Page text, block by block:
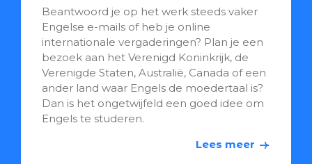
Beantwoord je op het werk steeds vaker
Engelse e-mails of heb je online
internationale vergaderingen? Plan je een
bezoek aan het Verenigd Koninkrijk, de
Verenigde Staten, Australië, Canada of een
ander land waar Engels de moedertaal is?
Dan is het ongetwijfeld een goed idee om
Engels te studeren.
Lees meer